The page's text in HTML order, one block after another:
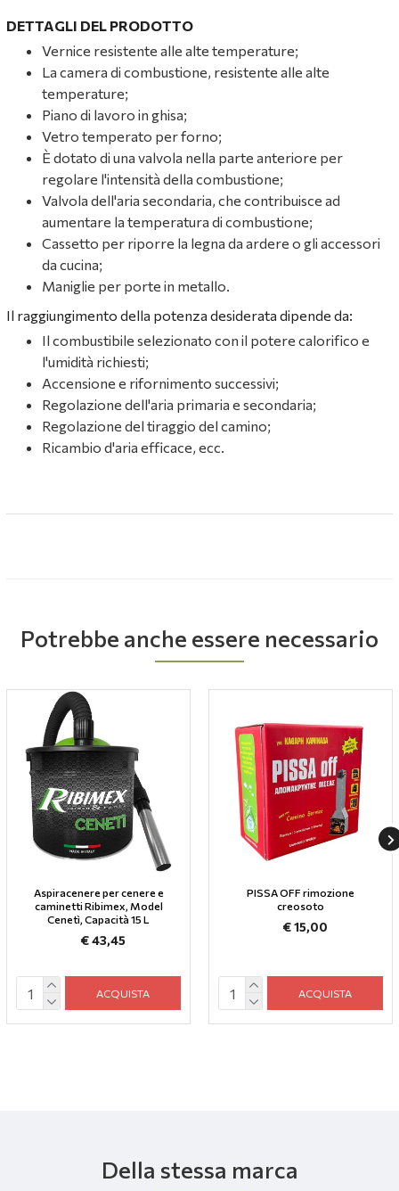
Potrebbe anche essere necessario
Aspiracenere per cenere e
caminetti Ribimex, Model
Cenetì, Capacità 15 L
€ 43,45
ACQUISTA
PISSA OFF rimozione
creosoto
€ 15,00
ACQUISTA
DETTAGLI DEL PRODOTTO
Vernice resistente alle alte temperature;
La camera di combustione, resistente alle alte
temperature;
Piano di lavoro in ghisa;
Vetro temperato per forno;
È dotato di una valvola nella parte anteriore per
regolare l'intensità della combustione;
Valvola dell'aria secondaria, che contribuisce ad
aumentare la temperatura di combustione;
Cassetto per riporre la legna da ardere o gli accessori
da cucina;
Maniglie per porte in metallo.
Il raggiungimento della potenza desiderata dipende da:
Il combustibile selezionato con il potere calorifico e
l'umidità richiesti;
Accensione e rifornimento successivi;
Regolazione dell'aria primaria e secondaria;
Regolazione del tiraggio del camino;
Ricambio d'aria efficace, ecc.
Della stessa marca